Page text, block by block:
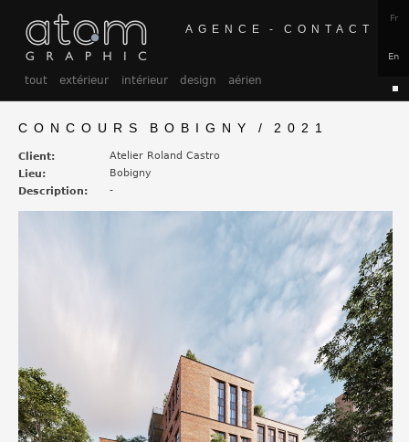
tout extérieur intérieur design aérien
AGENCE - CONTACT
Fr
En
CONCOURS BOBIGNY / 2021
Client:
Atelier Roland Castro
Lieu:
Bobigny
Description:
-